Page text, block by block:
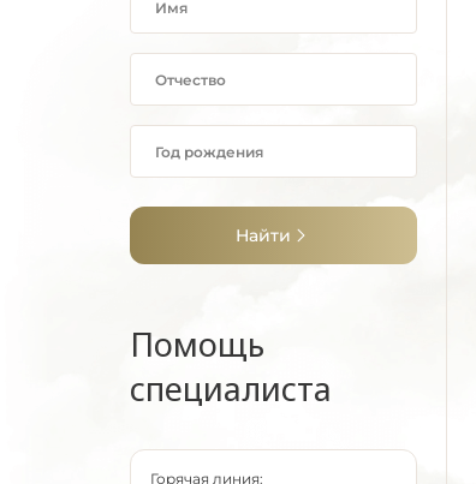
Найти
Помощь
специалиста
Горячая линия: